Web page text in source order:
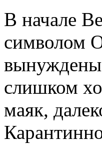
В начале
символом
слишком
маяк,